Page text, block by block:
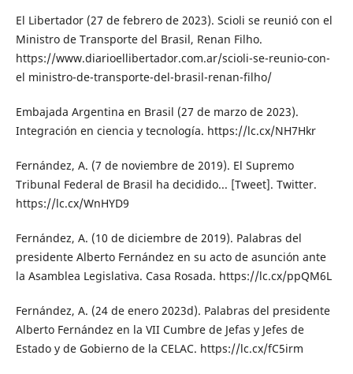
El Libertador (27 de febrero de 2023). Scioli se reunió con el
Ministro de Transporte del Brasil, Renan Filho.
https://www.diarioellibertador.com.ar/scioli-se-reunio-con-
el ministro-de-transporte-del-brasil-renan-filho/
Embajada Argentina en Brasil (27 de marzo de 2023).
Integración en ciencia y tecnología. https://lc.cx/NH7Hkr
Fernández, A. (7 de noviembre de 2019). El Supremo
Tribunal Federal de Brasil ha decidido... [Tweet]. Twitter.
https://lc.cx/WnHYD9
Fernández, A. (10 de diciembre de 2019). Palabras del
presidente Alberto Fernández en su acto de asunción ante
la Asamblea Legislativa. Casa Rosada. https://lc.cx/ppQM6L
Fernández, A. (24 de enero 2023d). Palabras del presidente
Alberto Fernández en la VII Cumbre de Jefas y Jefes de
Estado y de Gobierno de la CELAC. https://lc.cx/fC5irm